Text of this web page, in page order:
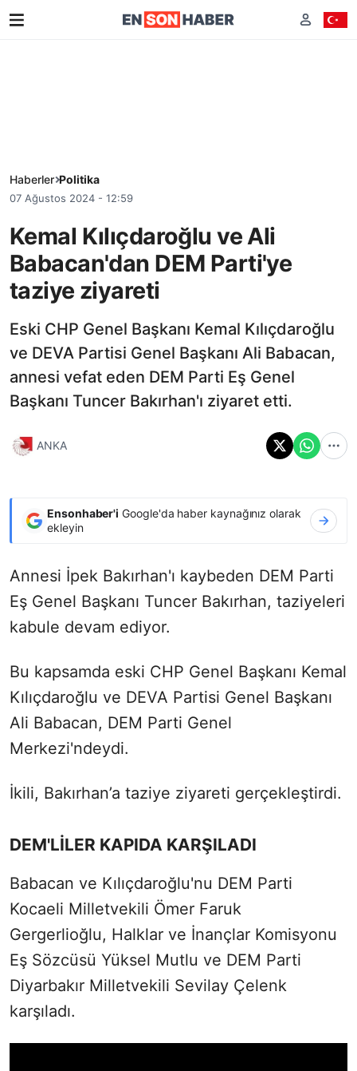
Haberler Politika
07 Ağustos 2024 - 12:59
Kemal Kılıçdaroğlu ve Ali
Babacan'dan DEM Parti'ye
taziye ziyareti
Eski CHP Genel Başkanı Kemal Kılıçdaroğlu
ve DEVA Partisi Genel Başkanı Ali Babacan,
annesi vefat eden DEM Parti Eş Genel
Başkanı Tuncer Bakırhan'ı ziyaret etti.
ANKA
Ensonhaber'i Google'da haber kaynağınız olarak
ekleyin
Annesi İpek Bakırhan'ı kaybeden DEM Parti
Eş Genel Başkanı Tuncer Bakırhan, taziyeleri
kabule devam ediyor.
Bu kapsamda eski CHP Genel Başkanı Kemal
Kılıçdaroğlu ve DEVA Partisi Genel Başkanı
Ali Babacan, DEM Parti Genel
Merkezi'ndeydi.
İkili, Bakırhan’a taziye ziyareti gerçekleştirdi.
DEM'LİLER KAPIDA KARŞILADI
Babacan ve Kılıçdaroğlu'nu DEM Parti
Kocaeli Milletvekili Ömer Faruk
Gergerlioğlu, Halklar ve İnançlar Komisyonu
Eş Sözcüsü Yüksel Mutlu ve DEM Parti
Diyarbakır Milletvekili Sevilay Çelenk
karşıladı.